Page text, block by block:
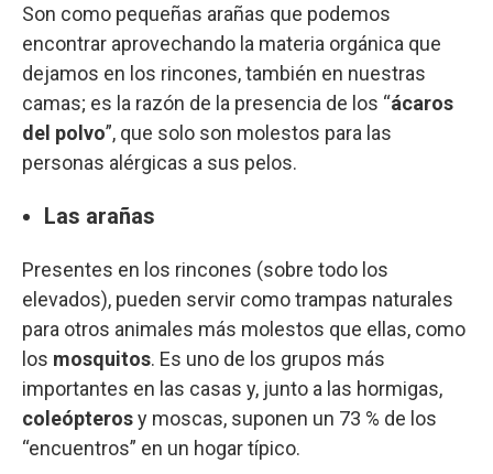
Son como pequeñas arañas que podemos
encontrar aprovechando la materia orgánica que
dejamos en los rincones, también en nuestras
camas; es la razón de la presencia de los “ácaros
del polvo”, que solo son molestos para las
personas alérgicas a sus pelos.
Las arañas
Presentes en los rincones (sobre todo los
elevados), pueden servir como trampas naturales
para otros animales más molestos que ellas, como
los mosquitos. Es uno de los grupos más
importantes en las casas y, junto a las hormigas,
coleópterosy moscas, suponen un 73 % de los
“encuentros” en un hogar típico.